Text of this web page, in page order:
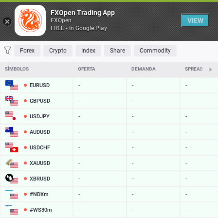
Table
FAVORITES MOST TRADED TOP RISERS TOP FALLERS MOST
Forex Crypto Index Share Commodity
SÍMBOLOS OFERTA DEMANDA SPREAD
EURUSD - - -
GBPUSD - - -
USDJPY - - -
AUDUSD - - -
USDCHF - - -
XAUUSD - - -
XBRUSD - - -
#NDXm - - -
#WS30m - - -
FXOpen Trading App
FXOpen
FREE - In Google Play
VIEW